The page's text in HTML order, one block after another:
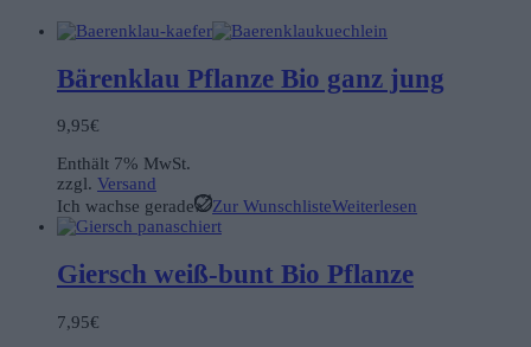
Bärenklau Pflanze Bio ganz jung
9,95€
Enthält 7% MwSt.
zzgl. Versand
Ich wachse gerade
Zur WunschlisteWeiterlesen
Giersch weiß-bunt Bio Pflanze
7,95€